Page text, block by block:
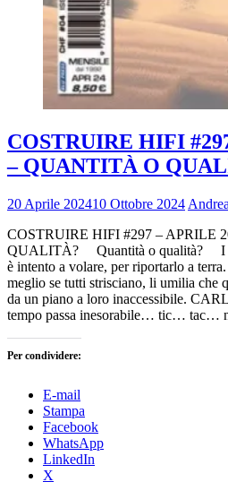
COSTRUIRE HIFI
– QUANTITÀ O
20 Aprile 202410 Ottobre 2024
COSTRUIRE HIFI #297 – APRILE
QUALITÀ? Quantità o qualità? I
è intento a volare, per riportarlo a
meglio se tutti strisciano, li umilia che
da un piano a loro inaccessibile.
tempo passa inesorabile… tic… tac…
Per condividere:
E-mail
Stampa
Facebook
WhatsApp
LinkedIn
X